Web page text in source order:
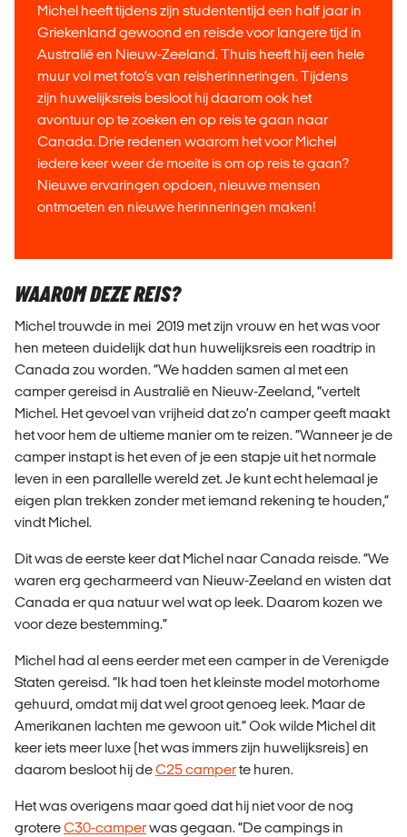
Michel heeft tijdens zijn studententijd een half jaar in
Griekenland gewoond en reisde voor langere tijd in
Australië en Nieuw-Zeeland. Thuis heeft hij een hele
muur vol met foto’s van reisherinneringen. Tijdens
zijn huwelijksreis besloot hij daarom ook het
avontuur op te zoeken en op reis te gaan naar
Canada. Drie redenen waarom het voor Michel
iedere keer weer de moeite is om op reis te gaan?
Nieuwe ervaringen opdoen, nieuwe mensen
ontmoeten en nieuwe herinneringen maken!
WAAROM DEZE REIS?
Michel trouwde in mei 2019 met zijn vrouw en het was voor
hen meteen duidelijk dat hun huwelijksreis een roadtrip in
Canada zou worden. “We hadden samen al met een
camper gereisd in Australië en Nieuw-Zeeland, “vertelt
Michel. Het gevoel van vrijheid dat zo’n camper geeft maakt
het voor hem de ultieme manier om te reizen. “Wanneer je de
camper instapt is het even of je een stapje uit het normale
leven in een parallelle wereld zet. Je kunt echt helemaal je
eigen plan trekken zonder met iemand rekening te houden,”
vindt Michel.
Dit was de eerste keer dat Michel naar Canada reisde. “We
waren erg gecharmeerd van Nieuw-Zeeland en wisten dat
Canada er qua natuur wel wat op leek. Daarom kozen we
voor deze bestemming.”
Michel had al eens eerder met een camper in de Verenigde
Staten gereisd. “Ik had toen het kleinste model motorhome
gehuurd, omdat mij dat wel groot genoeg leek. Maar de
Amerikanen lachten me gewoon uit.” Ook wilde Michel dit
keer iets meer luxe (het was immers zijn huwelijksreis) en
daarom besloot hij deC25 camperte huren.
Het was overigens maar goed dat hij niet voor de nog
grotereC30-camperwas gegaan. “De campings in